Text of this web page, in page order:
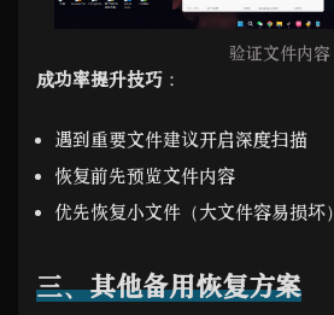
验证文件内容
成功率提升技巧 ：
遇到重要文件建议开启深度扫描
恢复前先预览文件内容
优先恢复小文件（大文件容易损坏）
三、其他备用恢复方案